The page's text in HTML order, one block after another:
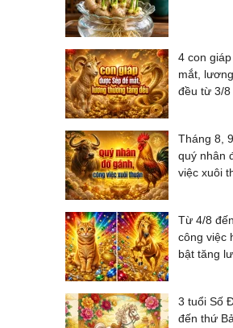
4 con
mắt,
đều từ 3/8
Tháng 8,
quý nhân
việc xuôi
Từ 4/8
công việc
bật tăng
3 tuổi Số
đến thứ